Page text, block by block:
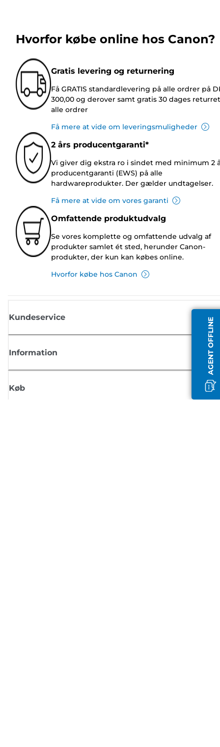
AGENT OFFLINE
Hvorfor købe online hos Canon?
Gratis levering og returnering
Få GRATIS standardlevering på alle ordrer på
300,00 og derover samt gratis 30 dages
alle ordrer
Få mere at vide om leveringsmuligheder
2 års producentgaranti*
Vi giver dig ekstra ro i sindet med minimum 2
producentgaranti (EWS) på alle
hardwareprodukter. Der gælder undtagelser.
Få mere at vide om vores garanti
Omfattende produktudvalg
Se vores komplette og omfattende udvalg af
produkter samlet ét sted, herunder Canon-
produkter, der kun kan købes online.
Hvorfor købe hos Canon
Kundeservice
Information
Køb